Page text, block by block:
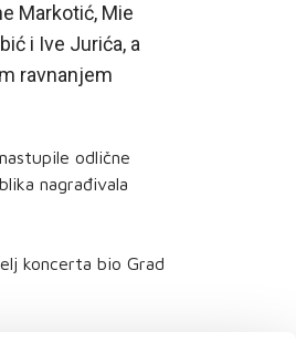
Markotić, Mie
i Ive Jurića, a
ravnanjem
odlične
nagrađivala
koncerta bio Grad